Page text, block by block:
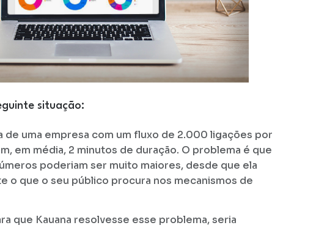
situação:
de uma empresa com um fluxo de 2.000 ligações por
em média, 2 minutos de duração. O problema é que
poderiam ser muito maiores, desde que ela
o que o seu público procura nos mecanismos de
que Kauana resolvesse esse problema, seria